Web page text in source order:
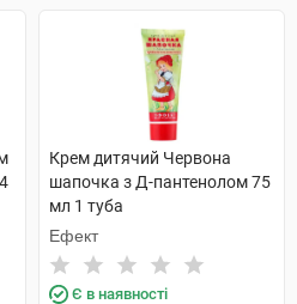
Крем дитячий Червона
шапочка з Д-пантенолом 75
мл 1 туба
Ефект
Є в наявності